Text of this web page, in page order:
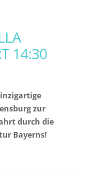
14:30
zur
durch die
Bayerns!